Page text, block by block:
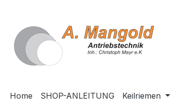
Home SHOP-ANLEITUNG Keilriemen